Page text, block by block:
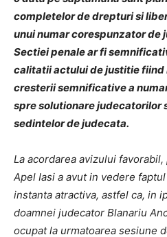
completelor de drepturi si
unui numar corespunzator
Sectiei penale ar fi
calitatii actului de justitie
cresterii semnificative a
spre solutionare judecatorilor
sedintelor de judecata.
La acordarea avizului
Apel Iasi a avut in vedere
instanta atractiva, astfel ca, in
doamnei judecator Blanariu
ocupat la urmatoarea sesiune